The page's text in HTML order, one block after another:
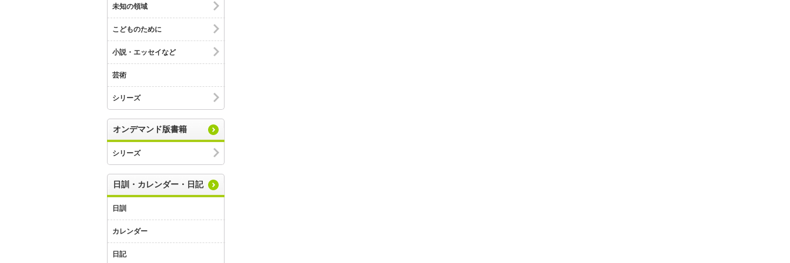
未知の領域
こどものために
小説・エッセイなど
芸術
シリーズ
オンデマンド版書籍
シリーズ
日訓・カレンダー・日記
日訓
カレンダー
日記